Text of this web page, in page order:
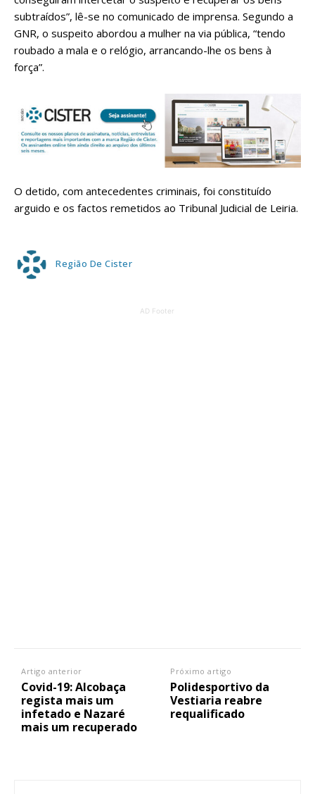
subtraídos”, lê-se no comunicado de imprensa. Segundo a
GNR, o suspeito abordou a mulher na via pública, “tendo
roubado a mala e o relógio, arrancando-lhe os bens à
força”.
O detido, com antecedentes criminais, foi constituído
arguido e os factos remetidos ao Tribunal Judicial de Leiria.
Região De Cister
AD Footer
Artigo anterior
Covid-19: Alcobaça
regista mais um
infetado e Nazaré
mais um recuperado
Próximo artigo
Polidesportivo da
Vestiaria reabre
requalificado